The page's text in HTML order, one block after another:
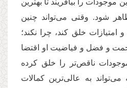
موجودات را بیافریند تا بهترین
شود. وقتی می‌تواند چنین
امتیازات خلق کند، چرا نکند؛
و فضل و فیاضیت او اقتضا
ناقص‌تر را خلق کرده
به عالی‌ترین کمالات